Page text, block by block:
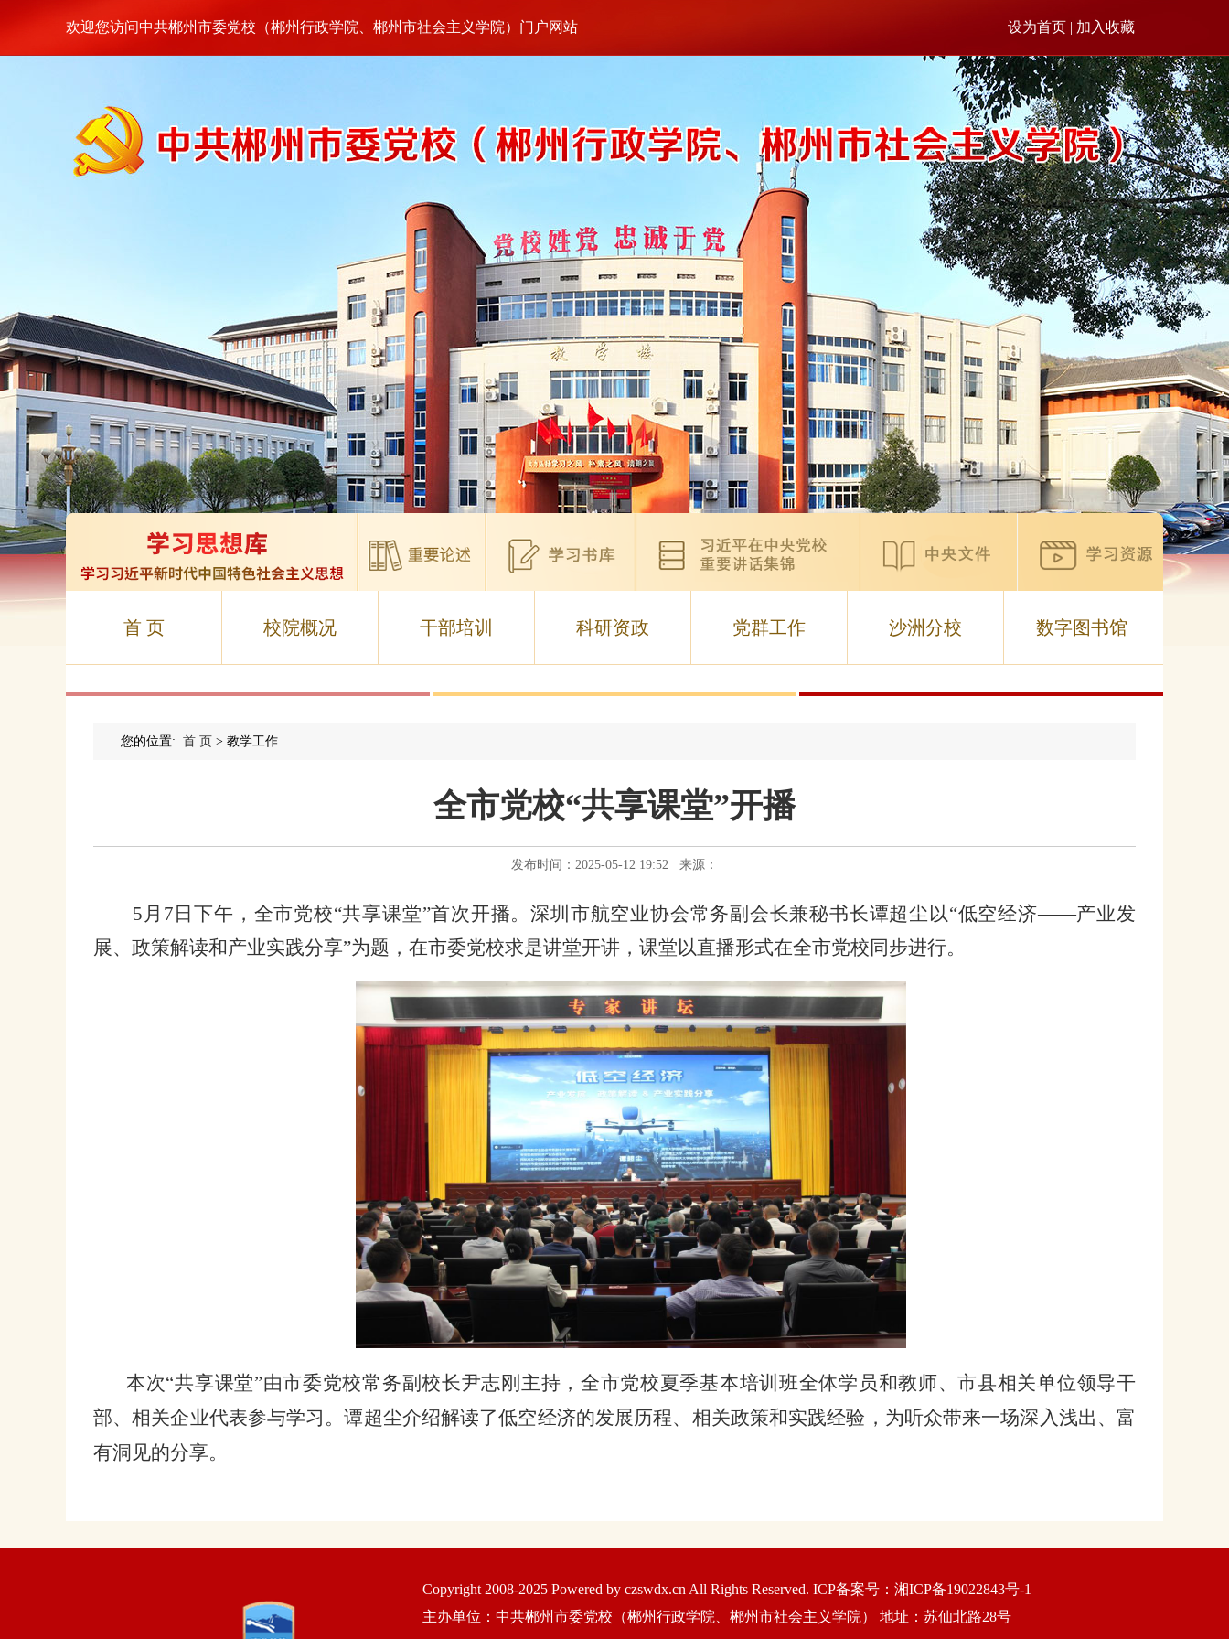
欢迎您访问中共郴州市委党校（郴州行政学院、郴州市社会主义学院）门户网站 设为首页 | 加入收藏
首 页 校院概况 干部培训 科研资政 党群工作 沙洲分校 数字图书馆
您的位置: 首 页 > 教学工作
全市党校“共享课堂”开播
发布时间：2025-05-12 19:52 来源：
5月7日下午， 全市党校“共享课堂”首次开播。深圳市航空业协会常务副会长兼秘书长谭超尘 以“低空经济——产业发
展、政策解读和产业实践分享”为题，在市委党校求是讲堂开讲，课堂以直播形式在全市党校同步进行。
本次“共享课堂”由市委党校常务副校长尹志刚主持 ，全市党校夏季基本培训班全体学员和教师、市县相关单位领导干
部、相关企业代表参与学习 。谭超尘介绍解读了低空经济的发展历程、相关政策和实践经验，为听众带来一场深入浅出、富
有洞见的分享。
Copyright 2008-2025 Powered by czswdx.cn All Rights Reserved. ICP备案号：湘ICP备19022843号-1
主办单位：中共郴州市委党校（郴州行政学院、郴州市社会主义学院） 地址：苏仙北路28号